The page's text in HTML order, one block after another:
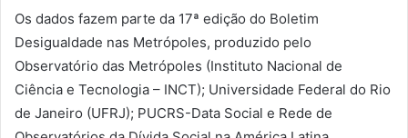
Os dados fazem parte da 17ª edição do Boletim
Desigualdade nas Metrópoles, produzido pelo
Observatório das Metrópoles (Instituto Nacional de
Ciência e Tecnologia – INCT); Universidade Federal do Rio
de Janeiro (UFRJ); PUCRS-Data Social e Rede de